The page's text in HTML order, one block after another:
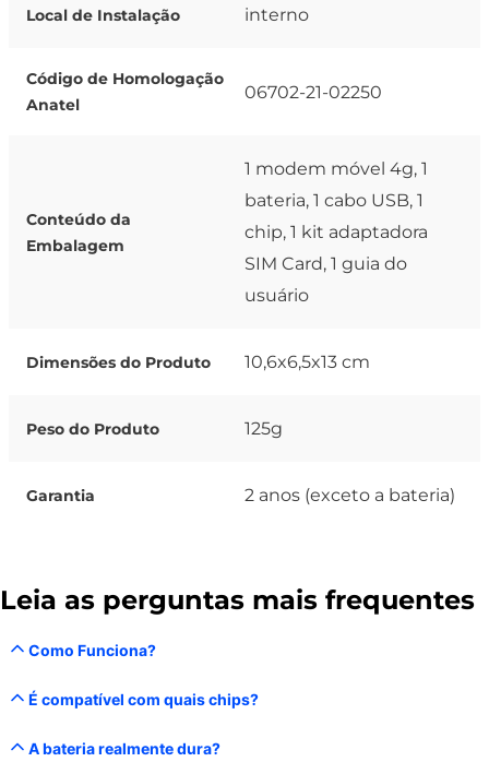
Local de Instalação interno
Código de Homologação
Anatel
06702-21-02250
Conteúdo da
Embalagem
1 modem móvel 4g, 1
bateria, 1 cabo USB, 1
chip, 1 kit adaptadora
SIM Card, 1 guia do
usuário
Dimensões do Produto 10,6x6,5x13 cm
Peso do Produto 125g
Garantia 2 anos (exceto a bateria)
Leia as perguntas mais frequentes
Como Funciona?
É compatível com quais chips?
A bateria realmente dura?